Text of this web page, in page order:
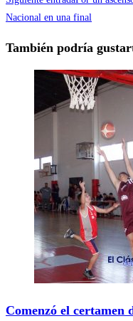
Nacional en una final
También podría
Comenzó el certamen